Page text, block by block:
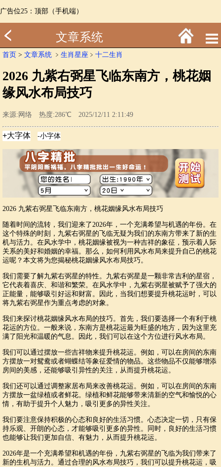
广告位25：顶部（手机端）
文章系统
首页 > 文章系统 ﹥ 生肖星座 ﹥ 十二生肖
2026 九紫右弼星飞临东南方，桃花姻
缘风水布局技巧
来源:网络 热度:286℃ 2025/12/11 2:11:49
2026 九紫右弼星飞临东南方，桃花姻缘风水布局技巧
随着时间的流转，我们迎来了2026年，一个充满希望与机遇的年份。在
这个特殊的时刻，九紫右弼星的飞临无疑为我们的东南方带来了新的生
机与活力。在风水学中，桃花姻缘被视为一种吉祥的象征，预示着人际
关系的美好和婚姻的幸福。那么，如何利用风水布局来提升自己的桃花
运呢？本文将为您揭秘桃花姻缘风水布局技巧。
我们需要了解九紫右弼星的特性。九紫右弼星是一颗非常吉利的星宿，
它代表着喜庆、和谐和繁荣。在风水学中，九紫右弼星被赋予了强大的
正能量，能够吸引好运和财富。因此，当我们想要提升桃花运时，可以
将九紫右弼星作为重点考虑的对象。
我们来探讨桃花姻缘风水布局的技巧。首先，我们要选择一个有利于桃
花运的方位。一般来说，东南方是桃花运最为旺盛的地方，因为这里充
满了阳光和温暖的气息。因此，我们可以在这个方位进行风水布局。
我们可以通过摆放一些吉祥物来提升桃花运。例如，可以在房间的东南
方摆放一对鸳鸯或者蝴蝶结等象征爱情的物品。这些物品不仅能够增添
房间的美感，还能够吸引异性的关注，从而提升桃花运。
我们还可以通过调整家居布局来改善桃花运。例如，可以在房间的东南
方摆放一盆绿植或者鲜花。绿植和鲜花能够带来清新的空气和愉悦的心
情，有助于提升个人魅力，吸引更多的异性关注。
我们要注意保持积极的心态和良好的生活习惯。心态决定一切，只有保
持乐观、开朗的心态，才能够吸引更多的异性。同时，良好的生活习惯
也能够让我们更加自信、有魅力，从而提升桃花运。
2026年是一个充满希望和机遇的年份，九紫右弼星的飞临为我们带来了
新的生机与活力。通过合理的风水布局技巧，我们可以提升桃花运，吸